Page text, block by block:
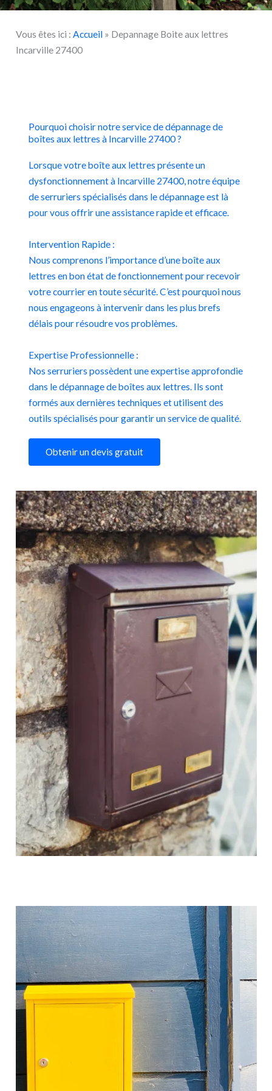
Vous êtes ici : Accueil» Depannage Boite aux lettres
Incarville 27400
Pourquoi choisir notre service de dépannage de
boîtes aux lettres à Incarville 27400 ?
Lorsque votre boîte aux lettres présente un
dysfonctionnement à Incarville 27400, notre équipe
de serruriers spécialisés dans le dépannage est là
pour vous offrir une assistance rapide et efficace.
Intervention Rapide :
Nous comprenons l’importance d’une boîte aux
lettres en bon état de fonctionnement pour recevoir
votre courrier en toute sécurité. C’est pourquoi nous
nous engageons à intervenir dans les plus brefs
délais pour résoudre vos problèmes.
Expertise Professionnelle :
Nos serruriers possèdent une expertise approfondie
dans le dépannage de boîtes aux lettres. Ils sont
formés aux dernières techniques et utilisent des
outils spécialisés pour garantir un service de qualité.
Obtenir un devis gratuit